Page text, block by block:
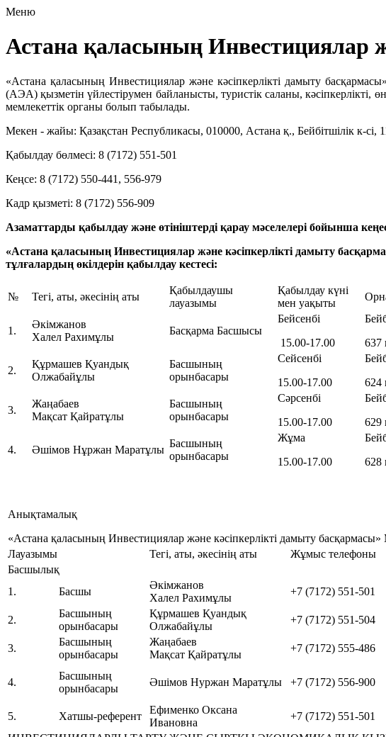
Меню
Астана қаласының Инвестициялар
«Астана қаласының Инвестициялар және кәсіпкерлікті дамыту
(АЭА) қызметін үйлестірумен байланысты, туристік саланы, кәсіпкерлікті,
мемлекеттік органы болып табылады.
Мекен - жайы: Қазақстан Республикасы, 010000, Астана қ., Бейбітшілік к-сі,
Қабылдау бөлмесі: 8 (7172) 551-501
Кеңсе: 8 (7172) 550-441, 556-979
Кадр қызметі: 8 (7172) 556-909
Азаматтарды қабылдау және өтініштерді қарау мәселелері бойынша
«Астана қаласының Инвестициялар және кәсіпкерлікті дамыту
тұлғалардың өкілдерін қабылдау кестесі:
№ Тегі, аты, әкесінің аты
Қабылдаушы
лауазымы
Қабылдау күні
мен уақыты
1.
Әкімжанов
Халел Рахимұлы
Басқарма Басшысы
Бейсенбі
15.00-17.00
637
2.
Құрмашев Қуандық
Олжабайұлы
Басшының
орынбасары
Сейсенбі
15.00-17.00
624
3.
Жаңабаев
Мақсат Қайратұлы
Басшының
орынбасары
Сәрсенбі
15.00-17.00
629
4. Әшімов Нұржан Маратұлы
Басшының
орынбасары
Жұма
15.00-17.00
628
Анықтамалық
«Астана қаласының Инвестициялар және кәсіпкерлікті дамыту
Лауазымы
Тегі, аты, әкесінің аты Жұмыс телефоны
Басшылық
1.
Басшы
Әкімжанов
Халел Рахимұлы
+7 (7172) 551-501
2.
Басшының
орынбасары
Құрмашев Қуандық
Олжабайұлы
+7 (7172) 551-504
3.
Басшының
орынбасары
Жаңабаев
Мақсат Қайратұлы
+7 (7172) 555-486
4.
Басшының
орынбасары
Әшімов Нуржан Маратұлы +7 (7172) 556-900
5. Хатшы-референт
Ефименко Оксана
Ивановна
+7 (7172) 551-501